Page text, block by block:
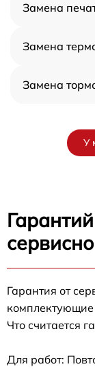
Замена
Замена
Замена
У
Гарантия от
Что считается
Для работ: